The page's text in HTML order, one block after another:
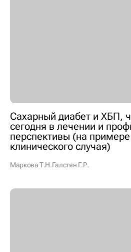
Сахарный диабет и ХБП,
сегодня в лечении и
перспективы (на
клинического случая)
Маркова Т.Н.Галстян Г.Р.